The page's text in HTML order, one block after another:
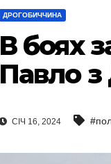
ДРОГОБИЧЧИНА
В боях
Павло
СІЧ 16, 2024